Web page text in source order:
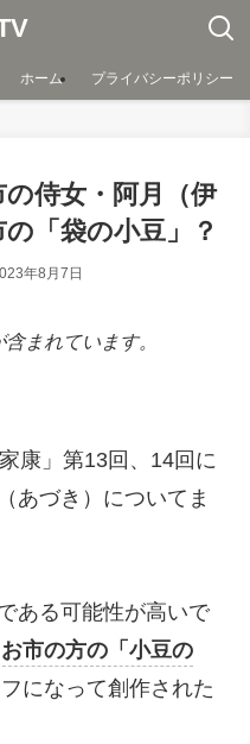
ホーム プライバシーポリシー
の侍女・阿月（伊
「袋の小豆」？
年8月7日
まれています。
康」第13回、14回に
あづき）についてま
ある可能性が高いで
お市の方の「小豆の
になって創作された